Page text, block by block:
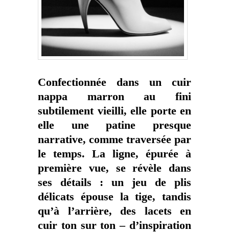
Confectionnée dans un cuir
nappa marron au fini
subtilement vieilli, elle porte en
elle une patine presque
narrative, comme traversée par
le temps. La ligne, épurée à
première vue, se révèle dans
ses détails : un jeu de plis
délicats épouse la tige, tandis
qu’à l’arrière, des lacets en
cuir ton sur ton – d’inspiration